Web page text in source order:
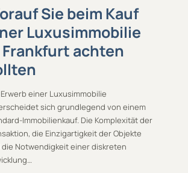
Sie beim Kauf
Luxusimmobilie
Frankfurt achten
einer Luxusimmobilie
sich grundlegend von einem
Immobilienkauf. Die Komplexität der
die Einzigartigkeit der Objekte
Notwendigkeit einer diskreten